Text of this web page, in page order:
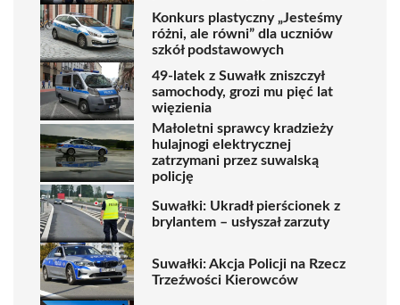
Konkurs plastyczny „Jesteśmy
różni, ale równi” dla uczniów
szkół podstawowych
49-latek z Suwałk zniszczył
samochody, grozi mu pięć lat
więzienia
Małoletni sprawcy kradzieży
hulajnogi elektrycznej
zatrzymani przez suwalską
policję
Suwałki: Ukradł pierścionek z
brylantem – usłyszał zarzuty
Suwałki: Akcja Policji na Rzecz
Trzeźwości Kierowców